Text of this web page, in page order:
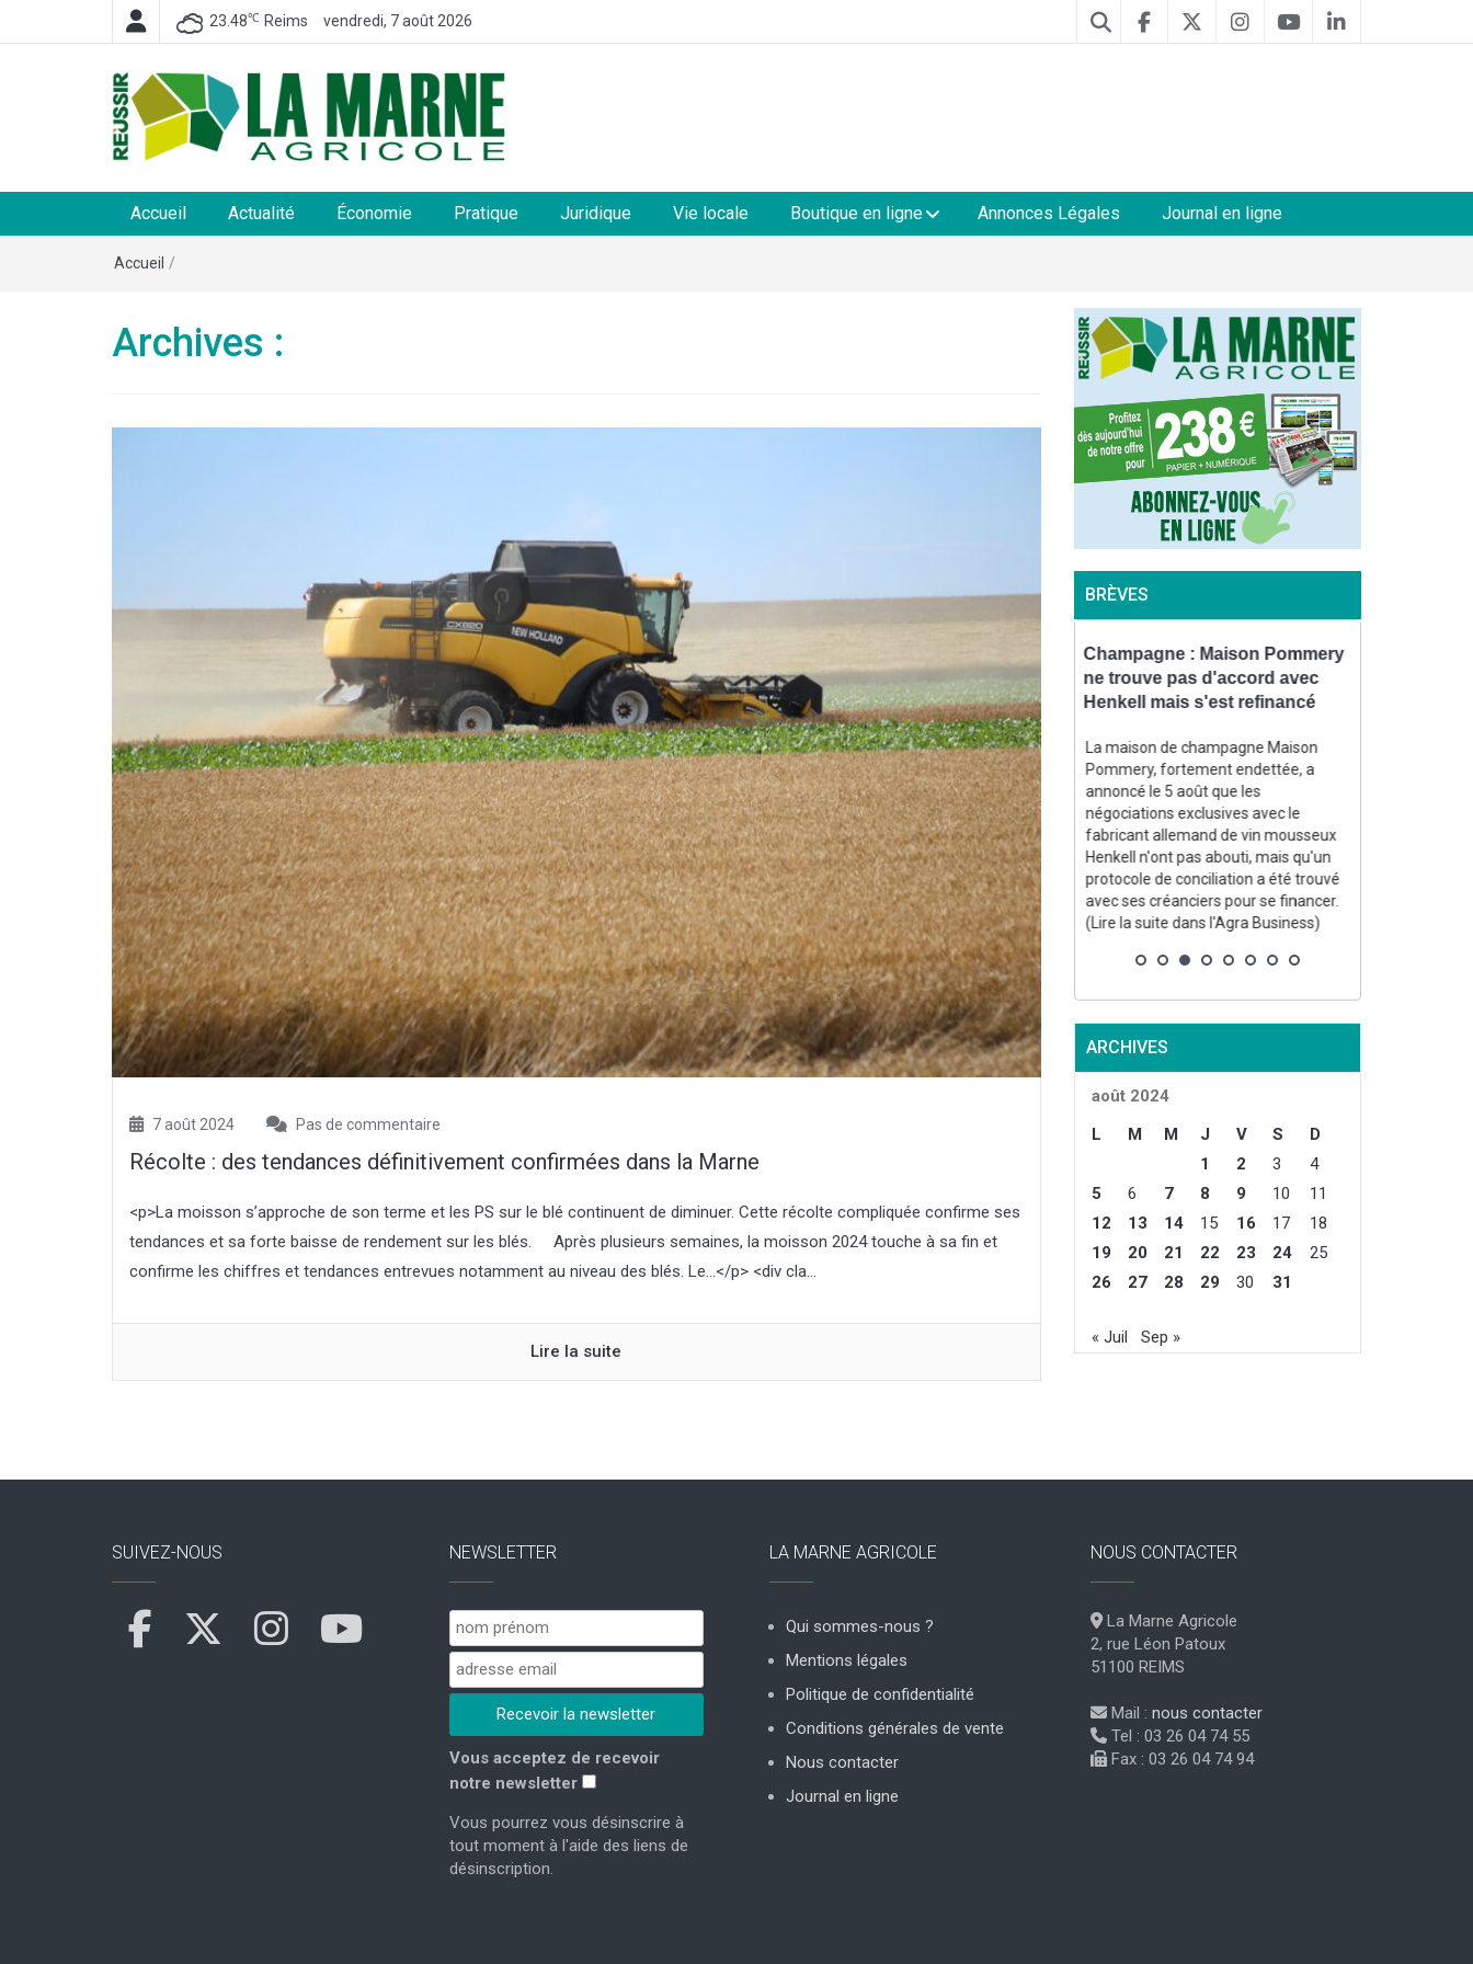
23.48℃ Reims vendredi, 7 août 2026
La Marne Agricole
et rurales
Accueil Actualité Économie Pratique Juridique Vie locale Boutique en ligne Annonces Légales Journal en ligne
Accueil /
Archives :
7 août 2024 Pas de commentaire
Récolte : des tendances définitivement confirmées dans la Marne
<p>La moisson s’approche de son terme et les PS sur le blé continuent de diminuer. Cette récolte compliquée confirme ses
tendances et sa forte baisse de rendement sur les blés. Après plusieurs semaines, la moisson 2024 touche à sa fin et
confirme les chiffres et tendances entrevues notamment au niveau des blés. Le…</p> <div cla...
Lire la suite
BRÈVES
Incendies : un arrêté pour
accélérer les coupes dans les
forêts sinistrées de Gironde et
des Landes
La ministre de l’Agriculture, Annie
Genevard, a chargé son
administration de prendre un arrêté
en application du code forestier,
reconnaissant « le sinistre de grande
ampleur » des forêts brûlées en
Gironde et dans les Landes, indique un
communiqué du 6 août. (Lire la suite
dans l'Agra Fil)
Chambres d’agriculture : décès
de Jacques Jaouen, ancien
président de la chambre de
Bretagne
Ancien président de la chambre
d’agriculture du Finistère (2001-2019)
et de la chambre régionale de
Bretagne (2007-2019), Jacques
Jaouen est décédé le 4 août, à 66 ans,
« des suites d’une longue maladie »,
apprend-on dans la presse locale.
(Lire la suite dans l'Agra Fil)
l’environnement de l’OFB
bientôt équipés de caméras
piétons
En vertu d’un décret paru au Journal
officiel le 31 juillet, les inspecteurs de
l’environnement de l’OFB peuvent
disposer d’une caméra piéton afin de
« procéder à un enregistrement
audiovisuel de leurs interventions
lorsque se produit ou est susceptible
de se produire un incident ». (Lire la
suite dans l'Agra Fil)
Champagne : Maison Pommery
ne trouve pas d'accord avec
Henkell mais s'est refinancé
La maison de champagne Maison
Pommery, fortement endettée, a
annoncé le 5 août que les
négociations exclusives avec le
fabricant allemand de vin mousseux
Henkell n'ont pas abouti, mais qu'un
protocole de conciliation a été trouvé
avec ses créanciers pour se financer.
(Lire la suite dans l'Agra Business)
ARCHIVES
août 2024
L
M M J V S
D
1
2 3
4
5
6 7 8 9 10
11
12
13 14 15 16 17
18
19
20 21 22 23 24
25
26
27 28 29 30 31
« Juil Sep »
SUIVEZ-NOUS NEWSLETTER
Vous acceptez de recevoir
notre newsletter
Vous pourrez vous désinscrire à
tout moment à l'aide des liens de
désinscription.
LA MARNE AGRICOLE
Qui sommes-nous ?
Mentions légales
Politique de confidentialité
Conditions générales de vente
Nous contacter
Journal en ligne
NOUS CONTACTER
La Marne Agricole
2, rue Léon Patoux
51100 REIMS
Mail : nous contacter
Tel : 03 26 04 74 55
Fax : 03 26 04 74 94